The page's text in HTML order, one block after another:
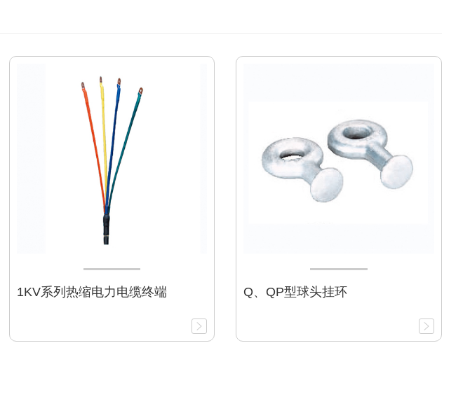
1KV系列热缩电力电缆终端 Q、QP型球头挂环